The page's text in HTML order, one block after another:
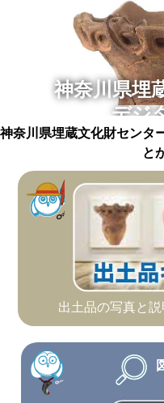
神奈川県埋
デジ
神奈川県埋蔵文化財センタ
と
出土品の写真と説